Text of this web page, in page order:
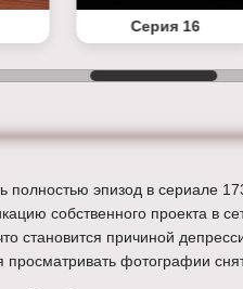
Серия 16
полностью эпизод в сериале
собственного проекта в
становится причиной
просматривать фотографии